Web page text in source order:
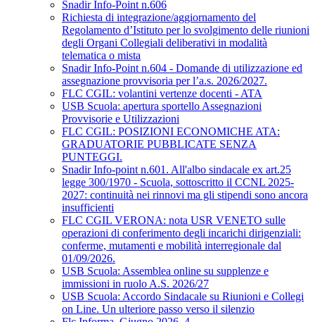
Snadir Info-Point n.606
Richiesta di integrazione/aggiornamento del
Regolamento d’Istituto per lo svolgimento delle riunioni
degli Organi Collegiali deliberativi in modalità
telematica o mista
Snadir Info-Point n.604 - Domande di utilizzazione ed
assegnazione provvisoria per l’a.s. 2026/2027.
FLC CGIL: volantini vertenze docenti - ATA
USB Scuola: apertura sportello Assegnazioni
Provvisorie e Utilizzazioni
FLC CGIL: POSIZIONI ECONOMICHE ATA:
GRADUATORIE PUBBLICATE SENZA
PUNTEGGI.
Snadir Info-point n.601. All'albo sindacale ex art.25
legge 300/1970 - Scuola, sottoscritto il CCNL 2025-
2027: continuità nei rinnovi ma gli stipendi sono ancora
insufficienti
FLC CGIL VERONA: nota USR VENETO sulle
operazioni di conferimento degli incarichi dirigenziali:
conferme, mutamenti e mobilità interregionale dal
01/09/2026.
USB Scuola: Assemblea online su supplenze e
immissioni in ruolo A.S. 2026/27
USB Scuola: Accordo Sindacale su Riunioni e Collegi
on Line. Un ulteriore passo verso il silenzio